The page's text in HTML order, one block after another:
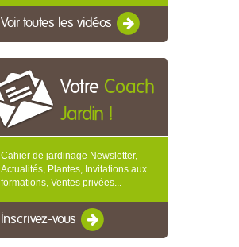
Voir toutes les vidéos
Votre Coach
Jardin !
Cahier de jardinage Newsletter,
Actualités, Plantes, Invitations aux
formations, Ventes privées...
Inscrivez-vous